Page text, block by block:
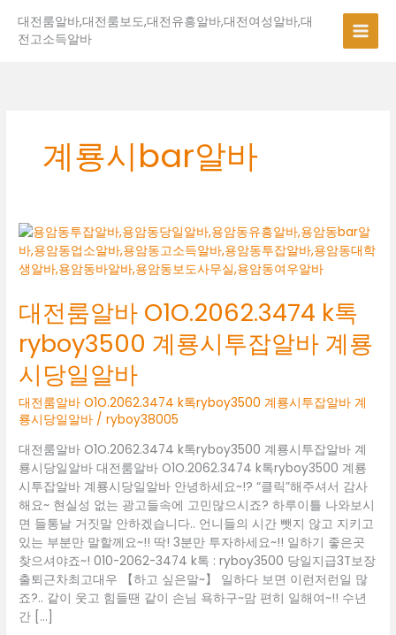
대전룸알바,대전룸보도,대전유흥알바,대전여성알바,대
전고소득알바
계룡시bar알바
대전룸알바 O1O.2062.3474 k톡
ryboy3500 계룡시투잡알바 계룡
시당일알바
대전룸알바 O1O.2062.3474 k톡ryboy3500 계룡시투잡알바 계
룡시당일알바 /ryboy38005
대전룸알바 O1O.2062.3474 k톡ryboy3500 계룡시투잡알바 계
룡시당일알바 대전룸알바 O1O.2062.3474 k톡ryboy3500 계룡
시투잡알바 계룡시당일알바 안녕하세요~!? “클릭”해주셔서 감사
해요~ 현실성 없는 광고들속에 고민많으시죠? 하루이틀 나와보시
면 들통날 거짓말 안하겠습니다.. 언니들의 시간 뺏지 않고 지키고
있는 부분만 말할께요~!! 딱! 3분만 투자하세요~!! 일하기 좋은곳
찾으셔야죠~! 010-2062-3474 k톡 : ryboy3500 당일지급3T보장
출퇴근차최고대우 【하고 싶은말~】 일하다 보면 이런저런일 많
죠?.. 같이 웃고 힘들땐 같이 손님 욕하구~맘 편히 일해여~!! 수년
간 […]
대
전
룸
바
O1O.2062.3474
k
톡
ryboy3500
계
룡
투
잡
알
바
계
룡
시
당
일
알